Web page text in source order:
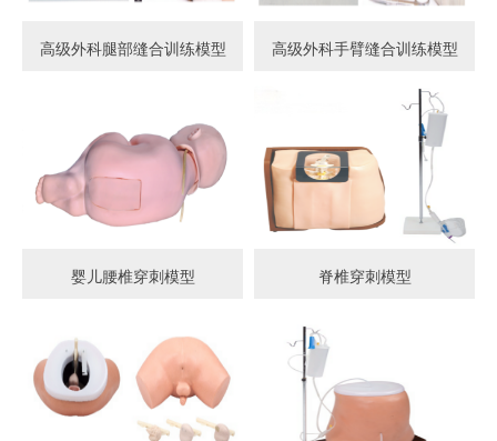
高级外科腿部缝合训练模型 高级外科手臂缝合训练模型
婴儿腰椎穿刺模型 脊椎穿刺模型